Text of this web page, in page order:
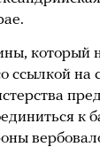
который
ссылкой на
к